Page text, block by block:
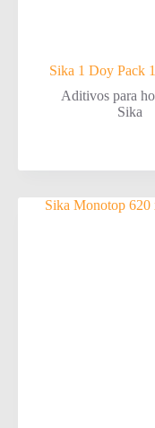
Sika 1 Doy Pack
Aditivos para
Sika